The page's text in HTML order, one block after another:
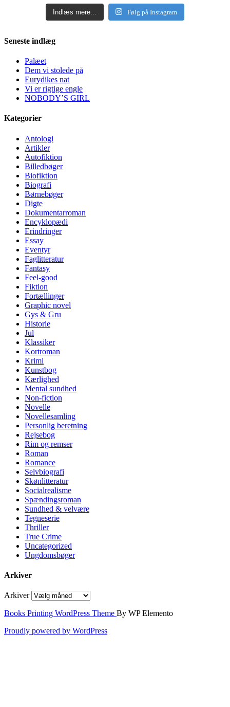
Indlæs mere... Følg på Instagram
Seneste indlæg
Palæet
Dem vi stolede på
Eurydikes nat
Vi er rigtige engle
NOBODY’S GIRL
Kategorier
Antologi
Artikler
Autofiktion
Billedbøger
Biofiktion
Biografi
Børnebøger
Digte
Dokumentarroman
Encyklopædi
Erindringer
Essay
Eventyr
Faglitteratur
Fantasy
Feel-good
Fiktion
Fortællinger
Graphic novel
Gys & Gru
Historie
Jul
Klassiker
Kortroman
Krimi
Kunstbog
Kærlighed
Mental sundhed
Non-fiction
Novelle
Novellesamling
Personlig beretning
Rejsebog
Rim og remser
Roman
Romance
Selvbiografi
Skønlitteratur
Socialrealisme
Spændingsroman
Sundhed & velvære
Tegneserie
Thriller
True Crime
Uncategorized
Ungdomsbøger
Arkiver
Arkiver
Books Printing WordPress Theme By WP Elemento
Proudly powered by WordPress